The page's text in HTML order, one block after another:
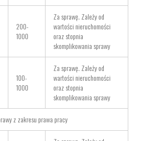
200-
1000
Za sprawę. Zależy od
wartości nieruchomości
oraz stopnia
skomplikowania sprawy
100-
1000
Za sprawę. Zależy od
wartości nieruchomości
oraz stopnia
skomplikowania sprawy
z zakresu prawa pracy